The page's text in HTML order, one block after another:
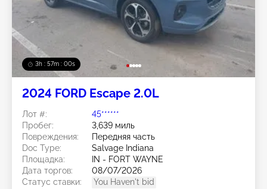
3h : 56m : 57s
2024 FORD Escape 2.0L
Лот #:
45******
Пробег:
3,639 миль
Повреждения:
Передняя часть
Doc Type:
Salvage Indiana
Площадка:
IN - FORT WAYNE
Дата торгов:
08/07/2026
Статус ставки:
You Haven't bid